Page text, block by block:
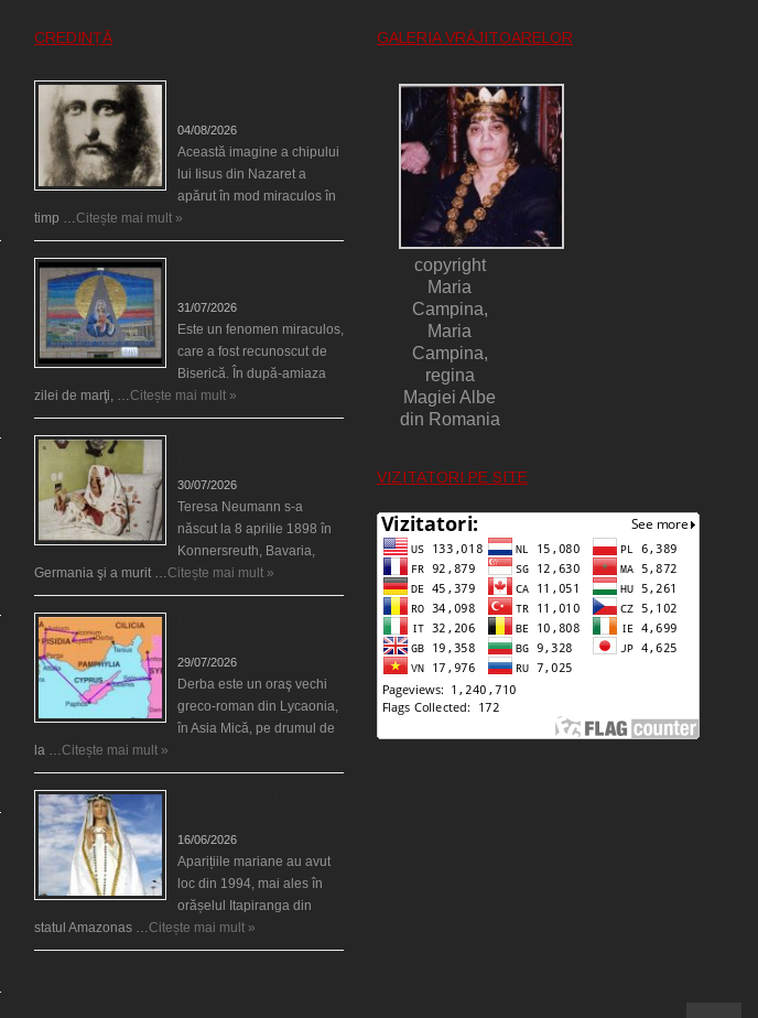
CREDINȚĂ
04/08/2026
Această imagine a chipului
lui Iisus din Nazaret a
apărut în mod miraculos în
timp …Citește mai mult »
31/07/2026
Este un fenomen miraculos,
care a fost recunoscut de
Biserică. În după-amiaza
zilei de marţi, …Citește mai mult »
30/07/2026
Teresa Neumann s-a
născut la 8 aprilie 1898 în
Konnersreuth, Bavaria,
Germania şi a murit …Citește mai mult »
29/07/2026
Derba este un oraş vechi
greco-roman din Lycaonia,
în Asia Mică, pe drumul de
la …Citește mai mult »
16/06/2026
Aparițiile mariane au avut
loc din 1994, mai ales în
orășelul Itapiranga din
statul Amazonas …Citește mai mult »
GALERIA VRĂJITOARELOR
copyright
Maria
Campina,
Maria
Campina,
regina
Magiei Albe
din Romania
VIZITATORI PE SITE